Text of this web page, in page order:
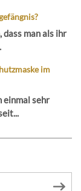
man als ihr
im
einmal sehr